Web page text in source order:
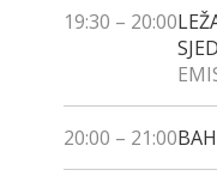
19:30 – 20:00
20:00 – 21:00